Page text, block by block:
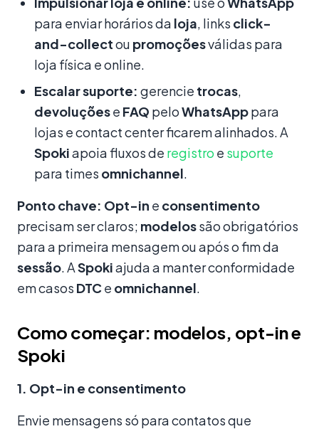
para enviar horários da loja, links click-
and-collectou promoçõesválidas para
loja física e online.
Escalar suporte: gerencie trocas,
devoluçõese FAQ peloWhatsApppara
lojas e contact center ficarem alinhados. A
Spokiapoia fluxos de registro e suporte
para times omnichannel.
Ponto chave: Opt-in e consentimento
precisam ser claros; modelossão obrigatórios
para a primeira mensagem ou após o fim da
sessão. ASpokiajuda a manter conformidade
em casos DTCe omnichannel.
Como começar: modelos, opt-in e
Spoki
1. Opt-in e consentimento
Envie mensagens só para contatos que